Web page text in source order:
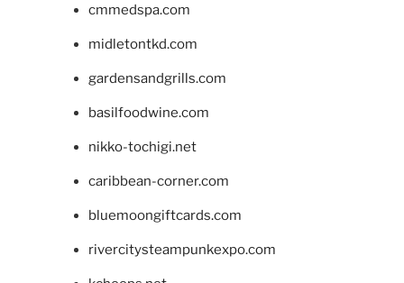
cmmedspa.com
midletontkd.com
gardensandgrills.com
basilfoodwine.com
nikko-tochigi.net
caribbean-corner.com
bluemoongiftcards.com
rivercitysteampunkexpo.com